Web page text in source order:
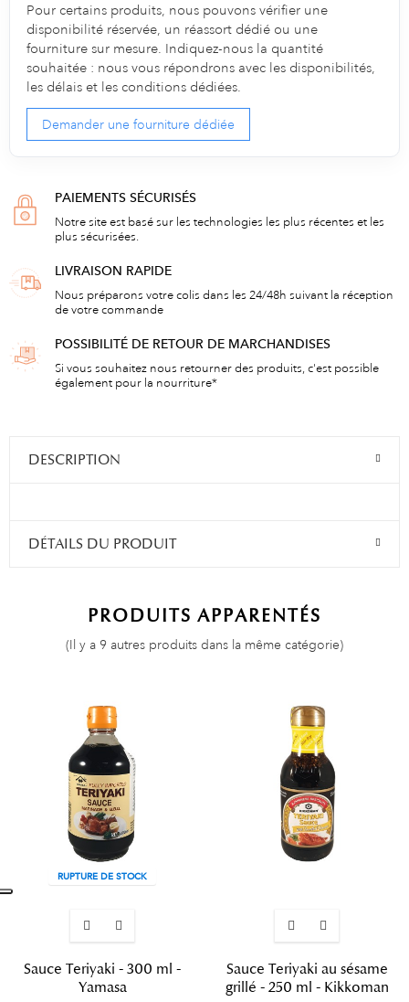
Pour certains produits, nous pouvons vérifier une
disponibilité réservée, un réassort dédié ou une
fourniture sur mesure. Indiquez-nous la quantité
souhaitée : nous vous répondrons avec les disponibilités,
les délais et les conditions dédiées.
Demander une fourniture dédiée
PAIEMENTS SÉCURISÉS
Notre site est basé sur les technologies les plus récentes et les
plus sécurisées.
LIVRAISON RAPIDE
Nous préparons votre colis dans les 24/48h suivant la réception
de votre commande
POSSIBILITÉ DE RETOUR DE MARCHANDISES
Si vous souhaitez nous retourner des produits, c'est possible
également pour la nourriture*
DESCRIPTION
DÉTAILS DU PRODUIT
PRODUITS APPARENTÉS
(Il y a 9 autres produits dans la même catégorie)
RUPTURE DE STOCK
Sauce Teriyaki - 300 ml -
Yamasa
Sauce Teriyaki au sésame
grillé - 250 ml - Kikkoman